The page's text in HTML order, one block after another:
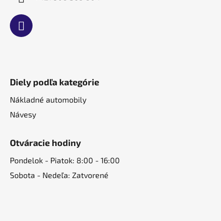
Diely podľa kategórie
Nákladné automobily
Návesy
Otváracie hodiny
Pondelok - Piatok: 8:00 - 16:00
Sobota - Nedeľa: Zatvorené